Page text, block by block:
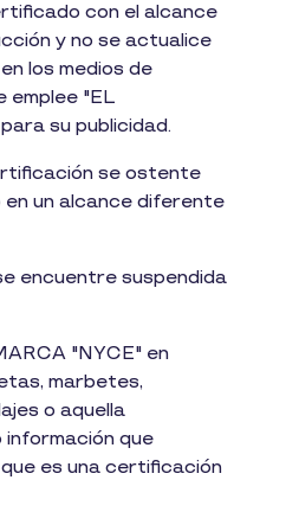
con el alcance
y no se actualice
los medios de
emplee "EL
su publicidad.
se ostente
un alcance diferente
encuentre suspendida
"NYCE" en
marbetes,
o aquella
que
es una certificación